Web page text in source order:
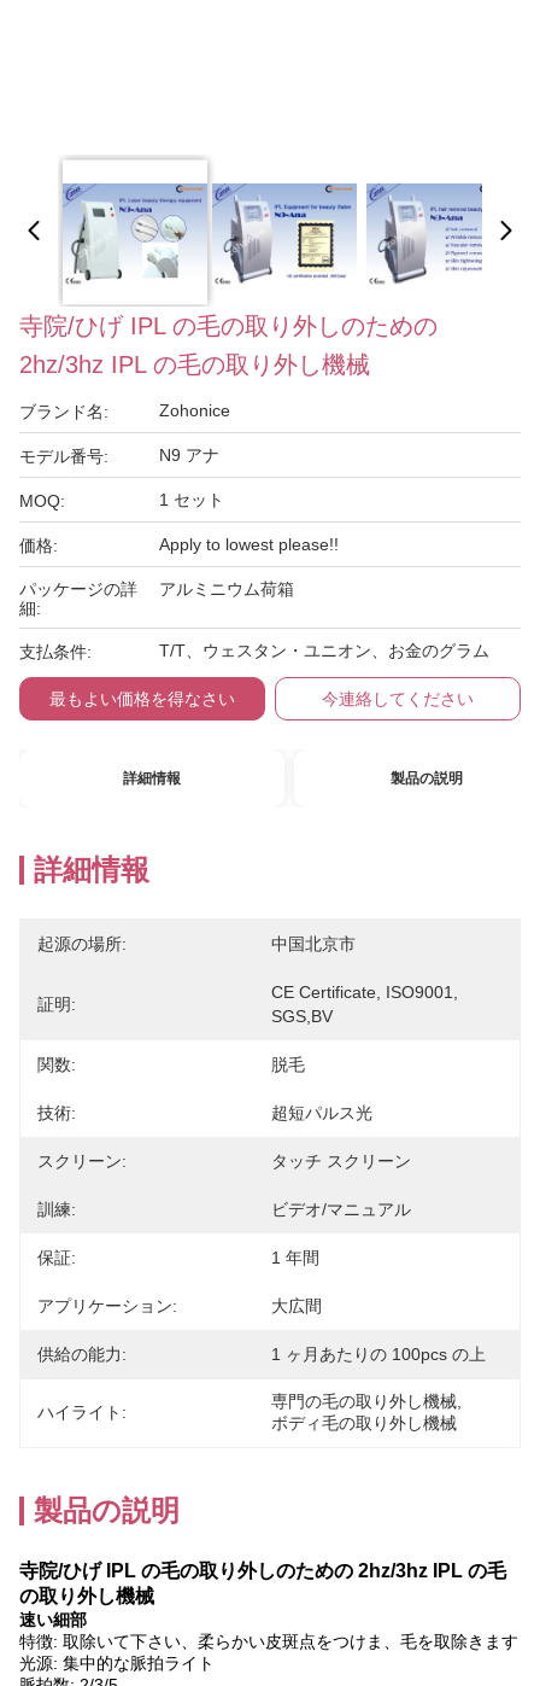
寺院/ひげ IPL の毛の取り外しのための
2hz/3hz IPL の毛の取り外し機械
ブランド名: Zohonice
モデル番号: N9 アナ
MOQ: 1 セット
価格: Apply to lowest please!!
パッケージの詳
細:
アルミニウム荷箱
支払条件: T/T、ウェスタン・ユニオン、お金のグラム
最もよい価格を得なさい 今連絡してください
詳細情報 製品の説明
詳細情報
起源の場所: 中国北京市
証明:
CE Certificate, ISO9001,
SGS,BV
関数: 脱毛
技術: 超短パルス光
スクリーン: タッチ スクリーン
訓練: ビデオ/マニュアル
保証: 1 年間
アプリケーション: 大広間
供給の能力: 1 ヶ月あたりの 100pcs の上
ハイライト:
専門の毛の取り外し機械
ボディ毛の取り外し機械
製品の説明
寺院/ひげ IPL の毛の取り外しのための 2hz/3hz IPL の毛
の取り外し機械
速い細部
特徴: 取除いて下さい、 柔らかい皮斑点をつけま、毛を取除きます
光源: 集中的な脈拍ライト